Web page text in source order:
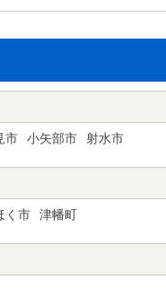
市 小矢部市 射水市
く市 津幡町